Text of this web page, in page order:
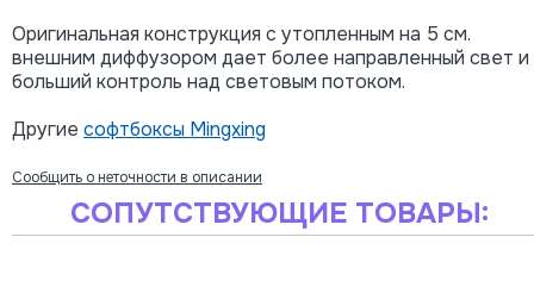
Оригинальная конструкция с утопленным на 5 см.
внешним диффузором дает более направленный свет и
больший контроль над световым потоком.
Другие софтбоксы Mingxing
Сообщить о неточности в описании
СОПУТСТВУЮЩИЕ ТОВАРЫ: